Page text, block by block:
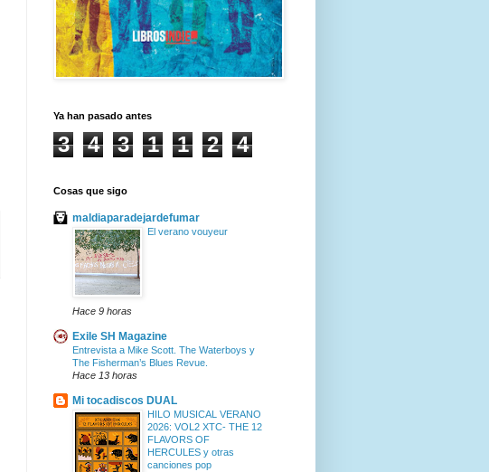
Ya han pasado antes
3 4 3 1 1 2 4
Cosas que sigo
maldiaparadejardefumar
El verano vouyeur
Hace 9 horas
Exile SH Magazine
Entrevista a Mike Scott. The Waterboys y
The Fisherman’s Blues Revue.
Hace 13 horas
Mi tocadiscos DUAL
HILO MUSICAL VERANO
2026: VOL2 XTC- THE 12
FLAVORS OF
HERCULES y otras
canciones pop